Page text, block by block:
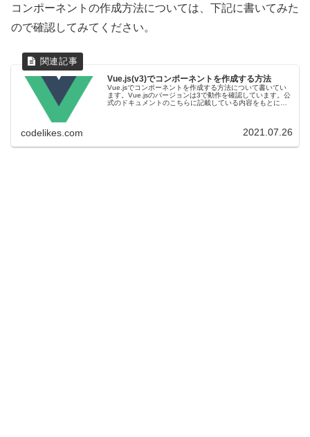
コンポーネントの作成方法については、下記に書いてみた
ので確認してみてください。
Vue.js(v3)でコンポーネントを作成する方法
Vue.jsでコンポーネントを作成する方法について書いてい
ます。Vue.jsのバージョンは3で動作を確認しています。公
式のドキュメントのこちらに記載している内容をもとに、
codelikes.com 2021.07.26